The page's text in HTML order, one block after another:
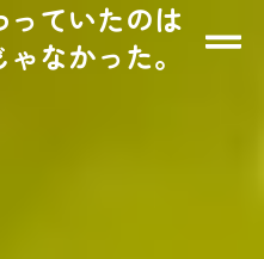
っていたのは
なかった。